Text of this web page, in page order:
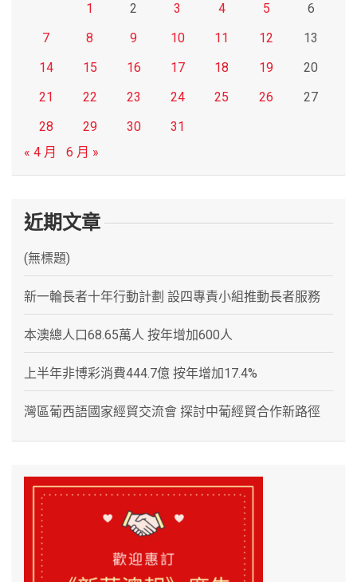
1 2 3 4 5
6
7
8 9 10 11 12
13
14
15 16 17 18 19
20
21
22 23 24 25 26
27
28
29 30
31
« 4 月
6 月 »
近期文章
(無標題)
新一輪長者十年行動計劃 設四專責小組推動長者服務
本澳總人口68.65萬人 按年增加600人
上半年非博彩消費444.7億 按年增加17.4%
灣區葡西語國家經貿交流會 探討中葡經貿合作新路徑